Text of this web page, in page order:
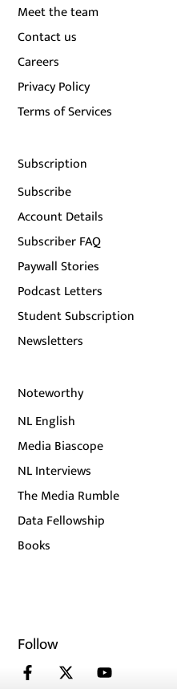
Meet the team
Contact us
Careers
Privacy Policy
Terms of Services
Subscription
Subscribe
Account Details
Subscriber FAQ
Paywall Stories
Podcast Letters
Student Subscription
Newsletters
Noteworthy
NL English
Media Biascope
NL Interviews
The Media Rumble
Data Fellowship
Books
Follow